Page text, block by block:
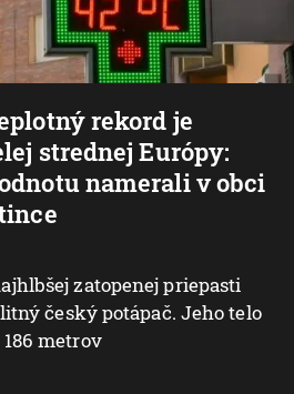
rekord je
strednej Európy:
namerali v obci
zatopenej priepasti
český potápač. Jeho telo
metrov